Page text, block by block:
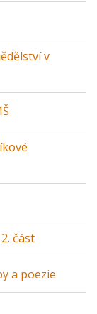
v
část
a poezie